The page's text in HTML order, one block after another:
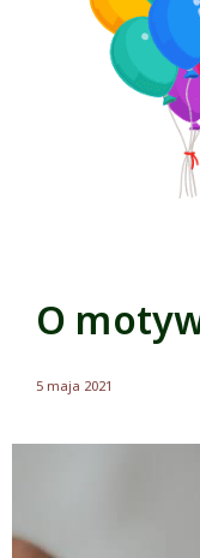
O
5 maja 2021